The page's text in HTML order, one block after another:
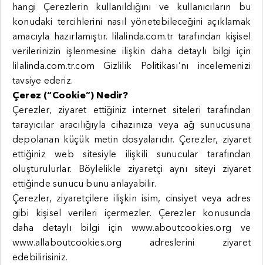
hangi Çerezlerin kullanıldığını ve kullanıcıların bu
konudaki tercihlerini nasıl yönetebileceğini açıklamak
amacıyla hazırlamıştır. lilalinda.com.tr tarafından kişisel
verilerinizin işlenmesine ilişkin daha detaylı bilgi için
lilalinda.com.tr.com Gizlilik Politikası’nı incelemenizi
tavsiye ederiz.
Çerez (“Cookie”) Nedir?
Çerezler, ziyaret ettiğiniz internet siteleri tarafından
tarayıcılar aracılığıyla cihazınıza veya ağ sunucusuna
depolanan küçük metin dosyalarıdır. Çerezler, ziyaret
ettiğiniz web sitesiyle ilişkili sunucular tarafından
oluşturulurlar. Böylelikle ziyaretçi aynı siteyi ziyaret
ettiğinde sunucu bunu anlayabilir.
Çerezler, ziyaretçilere ilişkin isim, cinsiyet veya adres
gibi kişisel verileri içermezler. Çerezler konusunda
daha detaylı bilgi için www.aboutcookies.org ve
www.allaboutcookies.org adreslerini ziyaret
edebilirisiniz.